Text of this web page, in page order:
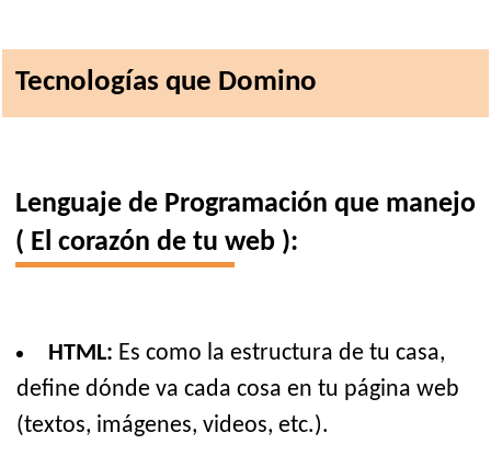
Tecnologías que Domino
Lenguaje de Programación que manejo
( El corazón de tu web ):
HTML: Es como la estructura de tu casa,
define dónde va cada cosa en tu página web
(textos, imágenes, videos, etc.).